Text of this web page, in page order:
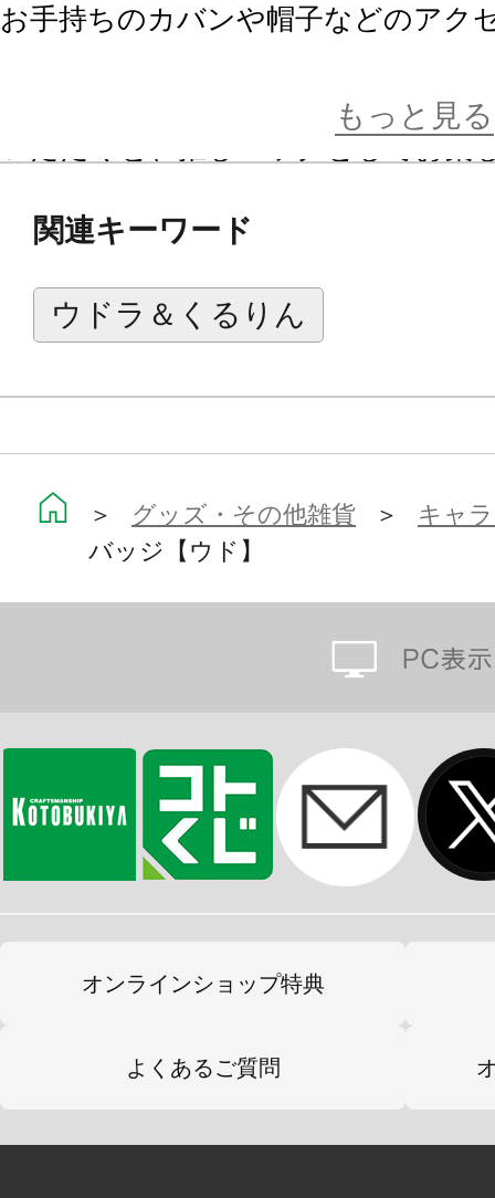
お手持ちのカバンや帽子などのアク
またウドラトートバッグやサコッシ
9月には別デザインのピンバッジも
「ウドラ」とは？
立川市の公認キャラクターを決める
となったが、秋の楽市2012で選定委
ウドラは立川うどが市民の立川愛で
は手のひらサイズからビルを越すサ
頭の中は立川のことでいっぱいで、
ねキャラクターとして、様々なイベ
ウドラ公式ページ
だくさん！
もっと見る
関連キーワード
ウドラ＆くるりん
＞ グッズ・その他雑貨 ＞ キャ
バッジ【ウド】
オンラインショップ特典
よくあるご質問